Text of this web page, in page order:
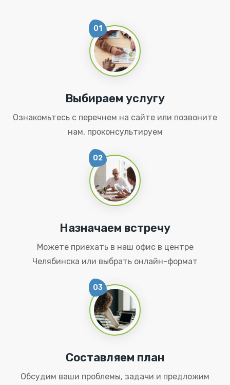
01
Выбираем услугу
Ознакомьтесь с перечнем на сайте или позвоните
нам, проконсультируем
02
Назначаем встречу
Можете приехать в наш офис в центре
Челябинска или выбрать онлайн-формат
03
Составляем план
Обсудим ваши проблемы, задачи и предложим